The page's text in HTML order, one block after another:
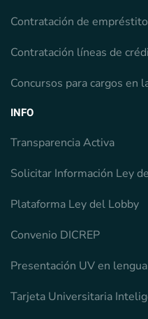
Contratación de
Contratación líneas de
Concursos para cargos en
INFO
Transparencia Activa
Solicitar Información Ley
Plataforma Ley del Lobby
Convenio DICREP
Presentación UV en
Tarjeta Universitaria